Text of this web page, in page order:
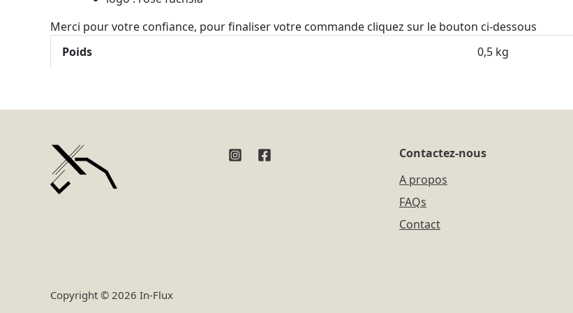
Merci pour votre confiance, pour finaliser votre commande cliquez sur le bouton ci-dessous
Poids
0,5 kg
Contactez-nous
A propos
FAQs
Contact
Copyright © 2026 In-Flux